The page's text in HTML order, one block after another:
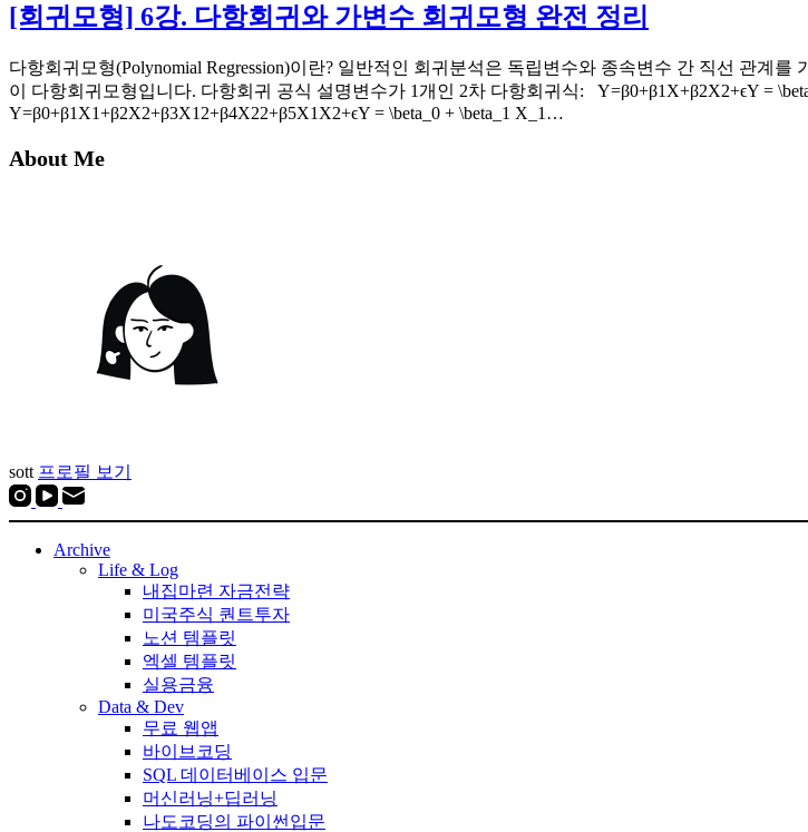
[회귀모형] 6강. 다항회귀와 가변수 회귀모형 완전 정리
다항회귀모형(Polynomial Regression)이란? 일반적인 회귀분석은 독립변수와 종속변수 간 직선 관계
이 다항회귀모형입니다. 다항회귀 공식 설명변수가 1개인 2차 다항회귀식: Y=β0+β1X+β2X2+ϵY =
Y=β0+β1X1+β2X2+β3X12+β4X22+β5X1X2+ϵY = \beta_0 + \beta_1 X_1…
About Me
sott 프로필 보기
Archive
Life & Log
내집마련 자금전략
미국주식 퀀트투자
노션 템플릿
엑셀 템플릿
실용금융
Data & Dev
무료 웹앱
바이브코딩
SQL 데이터베이스 입문
머신러닝+딥러닝
나도코딩의 파이썬입문